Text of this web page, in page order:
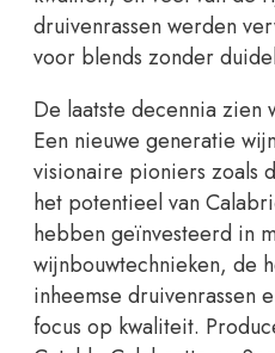
druivenrassen werden
voor blends zonder
De laatste decennia zien
Een nieuwe generatie
visionaire pioniers zoals
het potentieel van
hebben geïnvesteerd in
wijnbouwtechnieken, de
inheemse druivenrassen
focus op kwaliteit.